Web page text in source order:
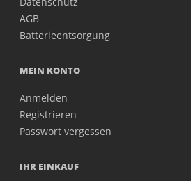
AGB
Batterieentsorgung
MEIN KONTO
Anmelden
Registrieren
Passwort vergessen
IHR EINKAUF